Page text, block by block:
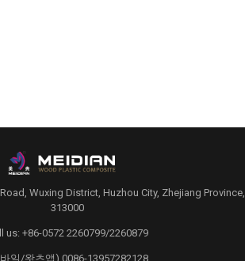
Wuxing District, Huzhou City, Zhejiang Province,
313000
us: +86-0572 2260799/2260879
일/왓츠앱) 0086-13957282128